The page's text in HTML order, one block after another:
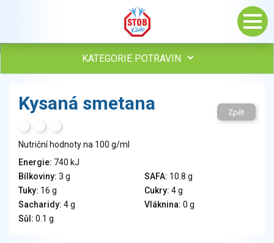
KATEGORIE POTRAVIN
Vejce
Veganské a vegetariánské výrobky
Tuky
Obiloviny, mouka, cereální výrobky
Chléb, pečivo, křehké chleby, pufované výrobky
Kysaná smetana Zpět
Nutriční hodnoty na 100 g/ml
Energie: 740 kJ
Bílkoviny: 3 g SAFA: 10.8 g
Tuky: 16 g Cukry: 4 g
Sacharidy: 4 g Vláknina: 0 g
Sůl: 0.1 g